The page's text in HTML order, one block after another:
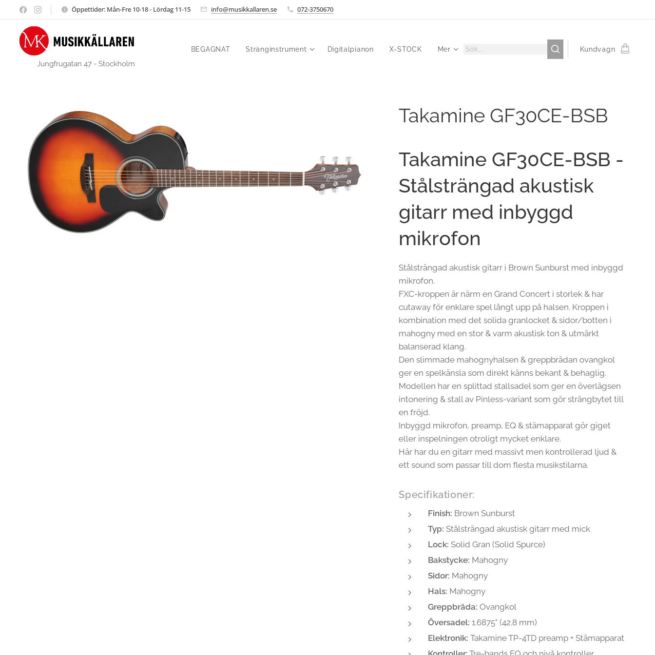
Öppettider: Mån-Fre 10-18 - Lördag 11-15 info@musikkallaren.se 072-3750670
Jungfrugatan 47 - Stockholm
BEGAGNAT Stränginstrument Digitalpianon X-STOCK Mer Kundvagn
Takamine GF30CE-BSB
Takamine GF30CE-BSB -
Stålsträngad akustisk
gitarr med inbyggd
mikrofon
Stålsträngad akustisk gitarr i Brown Sunburst med inbyggd
mikrofon.
FXC-kroppen är närm en Grand Concert i storlek & har
cutaway för enklare spel långt upp på halsen. Kroppen i
kombination med det solida granlocket & sidor/botten i
mahogny med en stor & varm akustisk ton & utmärkt
balanserad klang.
Den slimmade mahognyhalsen & greppbrädan ovangkol
ger en spelkänsla som direkt känns bekant & behaglig.
Modellen har en splittad stallsadel som ger en överlägsen
intonering & stall av Pinless-variant som gör strängbytet till
en fröjd.
Inbyggd mikrofon, preamp, EQ & stämapparat gör giget
eller inspelningen otroligt mycket enklare.
Här har du en gitarr med massivt men kontrollerad ljud &
ett sound som passar till dom flesta musikstilarna.
Specifikationer:
Finish: Brown Sunburst
Typ: Stålsträngad akustisk gitarr med mick
Lock: Solid Gran (Solid Spurce)
Bakstycke: Mahogny
Sidor: Mahogny
Hals: Mahogny
Greppbräda: Ovangkol
Översadel: 1.6875" (42.8 mm)
Elektronik:Takamine TP-4TD preamp + Stämapparat